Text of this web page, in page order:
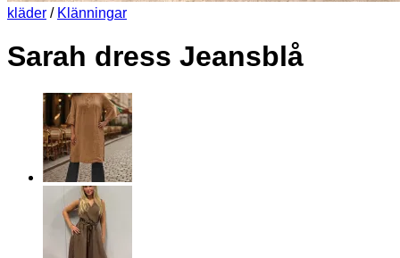
kläder / Klänningar
Sarah dress Jeansblå